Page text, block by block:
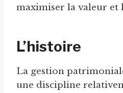
maximiser la valeur et
L’histoire
La gestion
une discipline